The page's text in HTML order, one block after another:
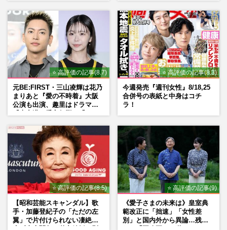
⭐ 高評価の記事(8.7)
元BE:FIRST・三山凌輝は花乃
まりあと『愛の不時着』大阪
公演も出演、趣里はドラマ
⭐ 高評価の記事(8.3)
今週発売『週刊女性』8/18,25
合併号の表紙と中身はコチ
ラ！
⭐ 高評価の記事(8.5)
【昭和芸能スキャンダル】歌
手・加藤登紀子の「ただの左
翼」で片付けられない凄絶半
⭐ 高評価の記事(9)
《愛子さまの未来は》皇室典
範改正に「拙速」「女性差
別」と国内外から異論…残さ